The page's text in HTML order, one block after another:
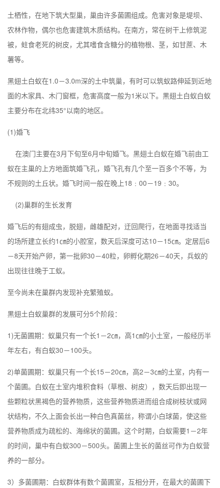
土栖性，在地下筑大型巢，巢由许多菌圃组成。危害对象是堤坝、
农林作物，偶尔也危害建筑木质结构。在南方，常在树干上修筑泥
被，蛀食老死的树皮，尤其嗜食含糖分的植物根、茎，如甘蔗、木
薯等。
黑翅土白蚁在1.0－3.0m深的土中筑巢，有时可以筑蚁路伸延到近地
面的木家具、木门窗框，危害高度一般为1米以下。黒翅土白蚁白蚁
主要分布在北纬35°以南的地区。
(1)婚飞
在澳门主要在3月下旬至6月中旬婚飞。黑翅土白蚁在婚飞前由工
蚁在主巢的上方地面筑婚飞孔，婚飞孔有几个至一百多个不等，为
不规则的土丘状。婚飞时间一般在晚上18﹕00－19﹕30。
(2)巢群的生长发育
婚飞后的有翅成虫，脱翅，雌雄配对，迂回爬行，在地面寻找适当
的场所建立长约1㎝的小腔室，数天后深度可达10－15㎝。定居后6
－8天开始产卵，第一批卵30－40粒，卵孵化期26－40天，兵蚁的
出现往往晚于工蚁。
至今尚未在巢群内发现补充繁殖蚁。
黒翅土白蚁巢群的发展可分5个阶段：
1)无菌圃期：蚁巢只有一个长1－2㎝，高1㎝的小土室，一般经历半
年左右，有白蚁30－100头。
2)单菌圃期：蚁巢只有一个长15－20㎝，高2－3㎝的土室，内有一
个菌圃。白蚁在土室内堆积食料（草根、树皮），数天后即出现一
些颗粒状黑褐色的营养物质，这些营养物质进而组合成树枝状或网
状结构，不久上面会长出一种白色真菌丝，称谓小白球菌，使这些
营养物质成为疏松的、海绵状的菌圃。这个时期，白蚁需要1－2年
的时间，巢中有白蚁300－500头。菌圃上生长的菌丝可作为白蚁营
养的一部分。
3）多菌圃期：白蚁群体有数个菌圃室，互相分开，在最大的菌圃下